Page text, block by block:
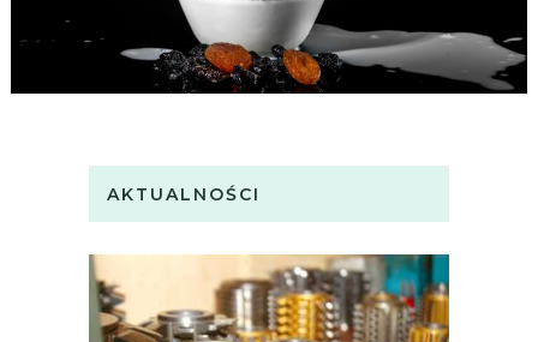
AKTUALNOŚCI